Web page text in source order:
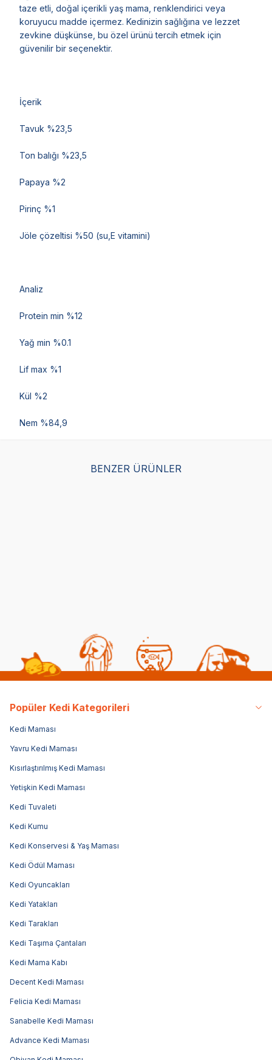
taze etli, doğal içerikli yaş mama, renklendirici veya
koruyucu madde içermez. Kedinizin sağlığına ve lezzet
zevkine düşkünse, bu özel ürünü tercih etmek için
güvenilir bir seçenektir.
İçerik
Tavuk %23,5
Ton balığı %23,5
Papaya %2
Pirinç %1
Jöle çözeltisi %50 (su,E vitamini)
Analiz
Protein min %12
Yağ min %0.1
Lif max %1
Kül %2
Nem %84,9
BENZER ÜRÜNLER
Popüler Kedi Kategorileri
Kedi Maması
Yavru Kedi Maması
Kısırlaştırılmış Kedi Maması
Yetişkin Kedi Maması
Kedi Tuvaleti
Kedi Kumu
Kedi Konservesi & Yaş Maması
Kedi Ödül Maması
Kedi Oyuncakları
Kedi Yatakları
Kedi Tarakları
Kedi Taşıma Çantaları
Kedi Mama Kabı
Decent Kedi Maması
Felicia Kedi Maması
Sanabelle Kedi Maması
Advance Kedi Maması